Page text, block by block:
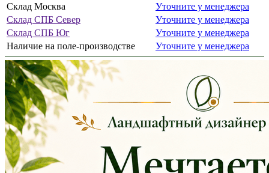
Склад Москва
Уточните у менеджера
Склад СПБ Север
Уточните у менеджера
Склад СПБ Юг
Уточните у менеджера
Наличие на поле-производстве
Уточните у менеджера